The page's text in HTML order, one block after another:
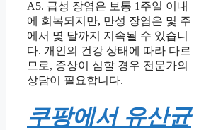
A5. 급성 장염은 보통 1주일 이내
에 회복되지만, 만성 장염은 몇 주
에서 몇 달까지 지속될 수 있습니
다. 개인의 건강 상태에 따라 다르
므로, 증상이 심할 경우 전문가의
상담이 필요합니다.
쿠팡에서 유산균